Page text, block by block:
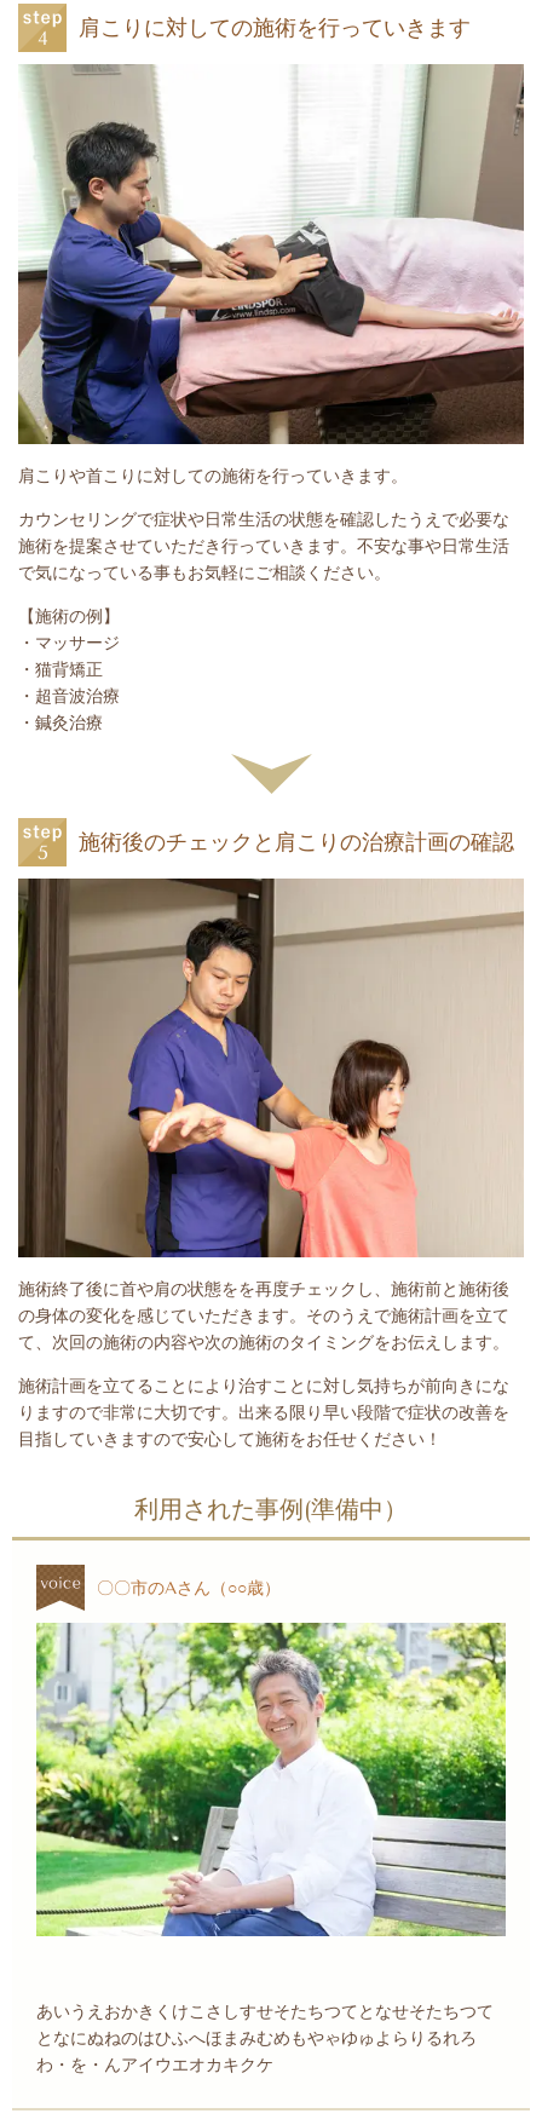
肩こりに対しての施術を行っていきます
肩こりや首こりに対しての施術を行っていきます。
カウンセリングで症状や日常生活の状態を確認したうえで必要な
施術を提案させていただき行っていきます。不安な事や日常生活
で気になっている事もお気軽にご相談ください。
【施術の例】
・マッサージ
・猫背矯正
・超音波治療
・鍼灸治療
施術後のチェックと肩こりの治療計画の確認
施術終了後に首や肩の状態をを再度チェックし、施術前と施術後
の身体の変化を感じていただきます。そのうえで施術計画を立て
て、次回の施術の内容や次の施術のタイミングをお伝えします。
施術計画を立てることにより治すことに対し気持ちが前向きにな
りますので非常に大切です。出来る限り早い段階で症状の改善を
目指していきますので安心して施術をお任せください！
利用された事例(準備中）
〇〇市のAさん（○○歳）
あいうえおかきくけこさしすせそたちつてとなせそたちつて
となにぬねのはひふへほまみむめもやゃゆゅよらりるれろ
わ・を・んアイウエオカキクケ